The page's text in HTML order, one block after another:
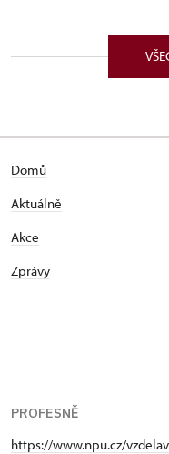
Domů
Aktuálně
Akce
Zprávy
PROFESNĚ
https://www.npu.cz/